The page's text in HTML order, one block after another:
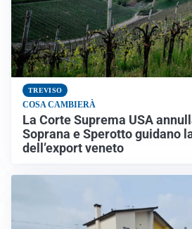
TREVISO
COSA CAMBIERÀ
La Corte Suprema USA
Soprana e Sperotto guidano
dell’export veneto